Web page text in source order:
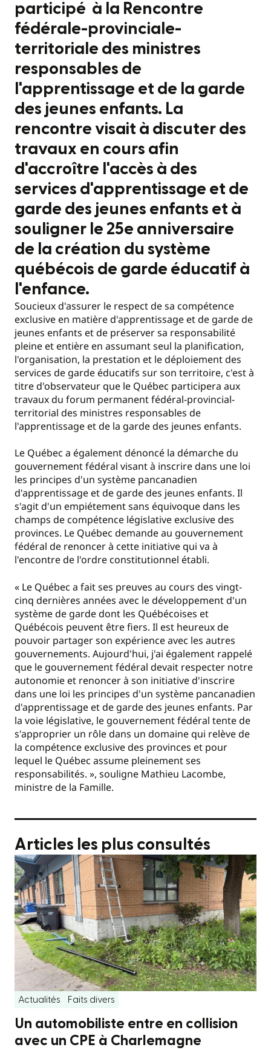
participé à la Rencontre
fédérale-provinciale-
territoriale des ministres
responsables de
l'apprentissage et de la garde
des jeunes enfants. La
rencontre visait à discuter des
travaux en cours afin
d'accroître l'accès à des
services d'apprentissage et de
garde des jeunes enfants et à
souligner le 25e anniversaire
de la création du système
québécois de garde éducatif à
l'enfance.
Soucieux d'assurer le respect de sa compétence
exclusive en matière d'apprentissage et de garde de
jeunes enfants et de préserver sa responsabilité
pleine et entière en assumant seul la planification,
l'organisation, la prestation et le déploiement des
services de garde éducatifs sur son territoire, c'est à
titre d'observateur que le Québec participera aux
travaux du forum permanent fédéral-provincial-
territorial des ministres responsables de
l'apprentissage et de la garde des jeunes enfants.
Le Québec a également dénoncé la démarche du
gouvernement fédéral visant à inscrire dans une loi
les principes d'un système pancanadien
d'apprentissage et de garde des jeunes enfants. Il
s'agit d'un empiétement sans équivoque dans les
champs de compétence législative exclusive des
provinces. Le Québec demande au gouvernement
fédéral de renoncer à cette initiative qui va à
l'encontre de l'ordre constitutionnel établi.
« Le Québec a fait ses preuves au cours des vingt-
cinq dernières années avec le développement d'un
système de garde dont les Québécoises et
Québécois peuvent être fiers. Il est heureux de
pouvoir partager son expérience avec les autres
gouvernements. Aujourd'hui, j'ai également rappelé
que le gouvernement fédéral devait respecter notre
autonomie et renoncer à son initiative d'inscrire
dans une loi les principes d'un système pancanadien
d'apprentissage et de garde des jeunes enfants. Par
la voie législative, le gouvernement fédéral tente de
s'approprier un rôle dans un domaine qui relève de
la compétence exclusive des provinces et pour
lequel le Québec assume pleinement ses
responsabilités. », souligne Mathieu Lacombe,
ministre de la Famille.
Articles les plus consultés
Actualités Faits divers
Un automobiliste entre en collision
avec un CPE à Charlemagne